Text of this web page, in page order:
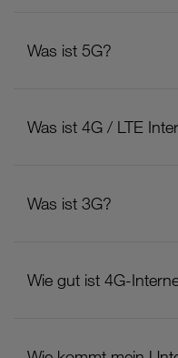
Was ist 5G?
Was ist 4G / LTE
Was ist 3G?
Wie gut ist 4G-